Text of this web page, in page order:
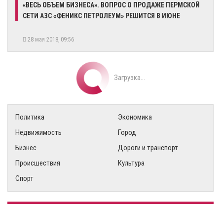
«ВЕСЬ ОБЪЕМ БИЗНЕСА». ВОПРОС О ПРОДАЖЕ ПЕРМСКОЙ
СЕТИ АЗС «ФЕНИКС ПЕТРОЛЕУМ» РЕШИТСЯ В ИЮНЕ
28 мая 2018, 09:56
Загрузка...
Политика
Экономика
Недвижимость
Город
Бизнес
Дороги и транспорт
Происшествия
Культура
Спорт